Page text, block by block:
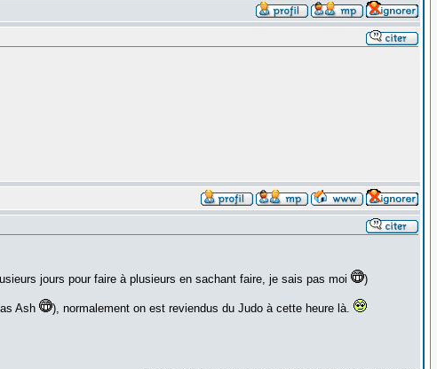
jours pour faire à plusieurs en sachant faire, je sais pas moi
)
Ash
), normalement on est reviendus du Judo à cette heure là.